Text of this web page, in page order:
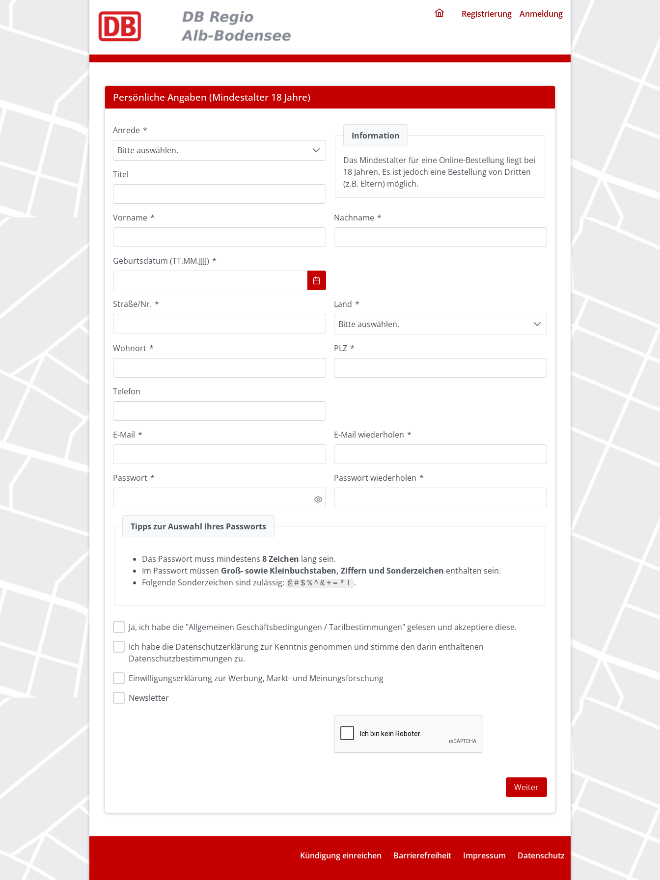
Registrierung Anmeldung
Registration
Persönliche Angaben (Mindestalter 18 Jahre)
Anrede *
Bitte auswählen.
Titel
Information
Das Mindestalter für eine Online-Bestellung liegt bei
18 Jahren. Es ist jedoch eine Bestellung von Dritten
(z.B. Eltern) möglich.
Vorname * Nachname *
Geburtsdatum (TT.MM.JJJJ) *
Straße/Nr. * Land *
Bitte auswählen.
Wohnort * PLZ *
Telefon
E-Mail * E-Mail wiederholen *
Passwort * Passwort wiederholen *
Tipps zur Auswahl Ihres Passworts
Das Passwort muss mindestens 8 Zeichen lang sein.
Im Passwort müssen Groß- sowie Kleinbuchstaben, Ziffern und Sonderzeichen enthalten sein.
Folgende Sonderzeichen sind zulässig: @#$%^&+=*! .
Ja, ich habe die "Allgemeinen Geschäftsbedingungen / Tarifbestimmungen" gelesen und akzeptiere diese.
Ich habe die Datenschutzerklärung zur Kenntnis genommen und stimme den darin enthaltenen
Datenschutzbestimmungen zu.
Einwilligungserklärung zur Werbung, Markt- und Meinungsforschung
Newsletter
Weiter
Kündigung einreichen Barrierefreiheit Impressum Datenschutz